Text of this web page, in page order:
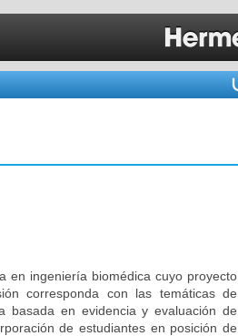
en ingeniería biomédica cuyo proyecto
corresponda con las temáticas de
basada en evidencia y evaluación de
de estudiantes en posición de